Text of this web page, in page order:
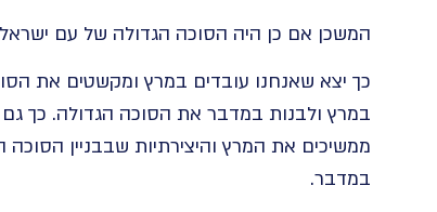
המשכן אם כן היה הסוכה הגדולה של עם
כך יצא שאנחנו עובדים במרץ ומקשטים את
במרץ ולבנות במדבר את הסוכה הגדולה. כך גם
ממשיכים את המרץ והיצירתיות שבבניין
במדבר.